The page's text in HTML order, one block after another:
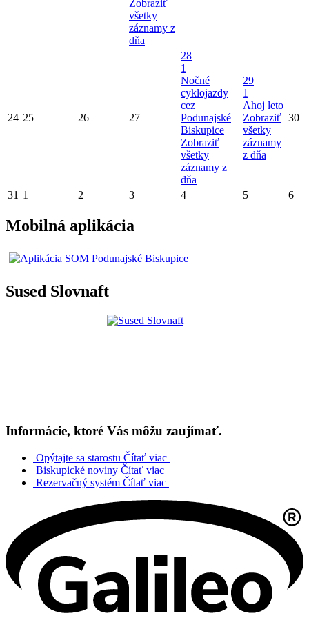
Zobraziť
všetky
záznamy z
dňa
24 25 26 27
28
1
Nočné
cyklojazdy
cez
Podunajské
Biskupice
Zobraziť
všetky
záznamy z
dňa
29
1
Ahoj leto
Zobraziť
všetky
záznamy
z dňa
30
31 1 2 3 4 5 6
Mobilná aplikácia
Sused Slovnaft
Informácie, ktoré Vás môžu zaujímať.
Opýtajte sa starostu Čítať viac
Biskupické noviny Čítať viac
Rezervačný systém Čítať viac